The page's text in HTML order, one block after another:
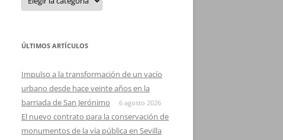
ÚLTIMOS ARTÍCULOS
Impulso a la transformación de un vacío
urbano desde hace veinte años en la
barriada de San Jerónimo
6 agosto 2026
El nuevo contrato para la conservación de
monumentos de la vía pública en Sevilla